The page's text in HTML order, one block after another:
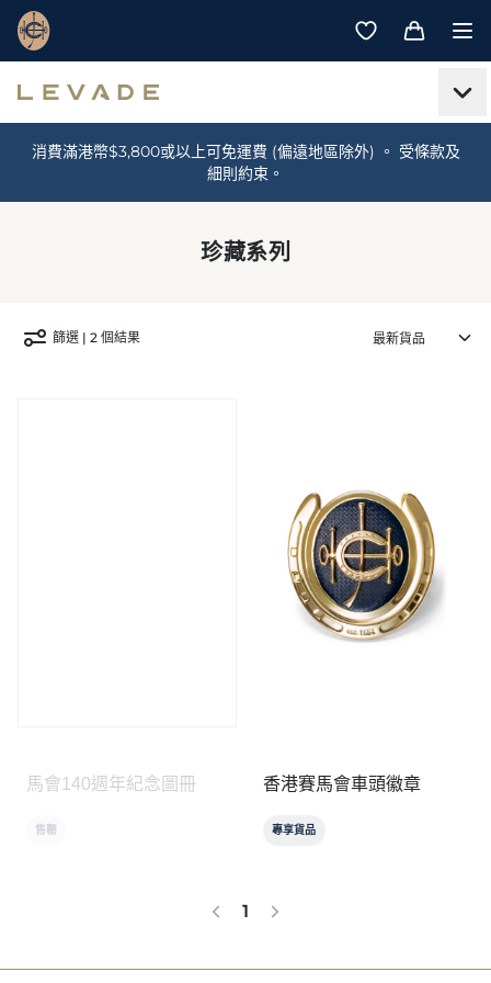
消費滿港幣$3,800或以上可免運費 (偏遠地區除外) 。 受條款及
細則約束。
珍藏系列
篩選 | 2 個結果
馬會140週年紀念圖冊
售罄
香港賽馬會車頭徽章
專享貨品
1